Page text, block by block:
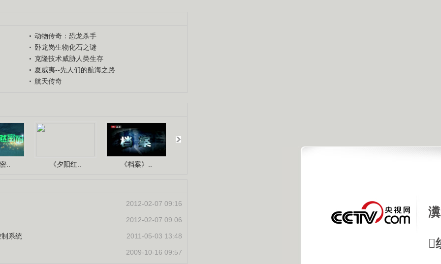

动物传奇：恐龙杀手
卧龙岗生物化石之谜
克隆技术威胁人类生存
夏威夷--先人们的航海之路
航天传奇
.. 《夕阳红.. 《档案》..
2012-02-07 09:16
2012-02-07 09:06
2011-05-03 13:48
系统
2009-10-16 09:57